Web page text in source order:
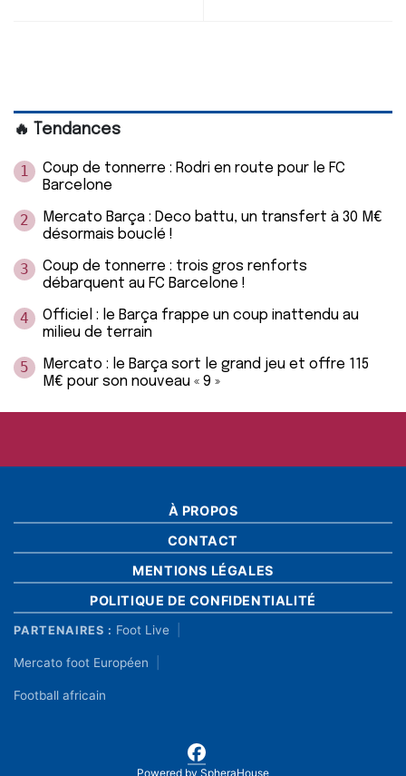
🔥 Tendances
1
Coup de tonnerre : Rodri en route pour le FC
Barcelone
2
Mercato Barça : Deco battu, un transfert à 30 M€
désormais bouclé !
3
Coup de tonnerre : trois gros renforts
débarquent au FC Barcelone !
4
Officiel : le Barça frappe un coup inattendu au
milieu de terrain
5
Mercato : le Barça sort le grand jeu et offre 115
M€ pour son nouveau « 9 »
À PROPOS
CONTACT
MENTIONS LÉGALES
POLITIQUE DE CONFIDENTIALITÉ
PARTENAIRES : Foot Live
Mercato foot Européen
Football africain
Powered by SpheraHouse